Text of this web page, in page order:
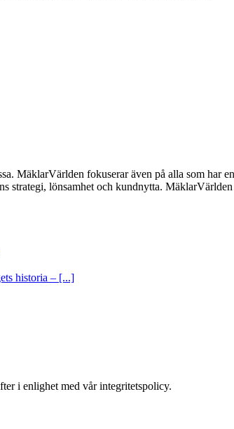
MäklarVärlden fokuserar även på alla som har
strategi, lönsamhet och kundnytta.
historia – [...]
i enlighet med vår integritetspolicy.